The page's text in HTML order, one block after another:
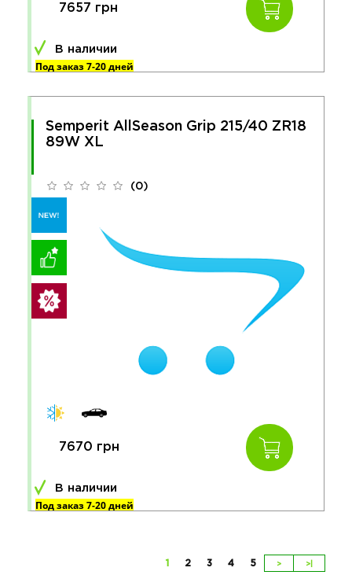
7657 грн
В наличии
Под заказ 7-20 дней
Semperit AllSeason Grip 215/40 ZR18
89W XL
(0)
7670 грн
В наличии
Под заказ 7-20 дней
1 2 3 4 5 > >|